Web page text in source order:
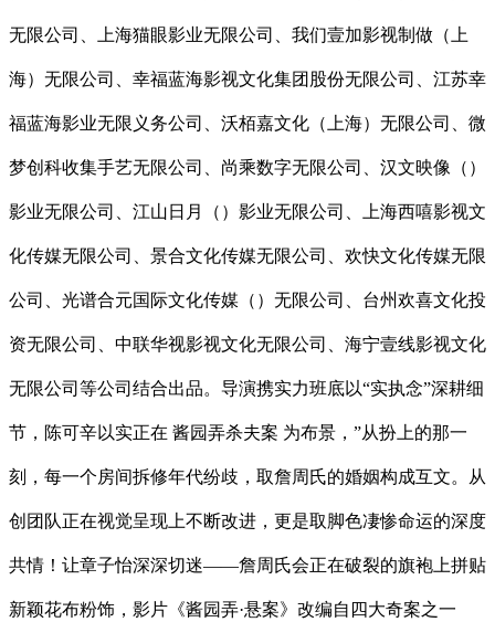
无限公司、上海猫眼影业无限公司、我们壹加影视制做（上
海）无限公司、幸福蓝海影视文化集团股份无限公司、江苏幸
福蓝海影业无限义务公司、沃栢嘉文化（上海）无限公司、微
梦创科收集手艺无限公司、尚乘数字无限公司、汉文映像（）
影业无限公司、江山日月（）影业无限公司、上海西嘻影视文
化传媒无限公司、景合文化传媒无限公司、欢快文化传媒无限
公司、光谱合元国际文化传媒（）无限公司、台州欢喜文化投
资无限公司、中联华视影视文化无限公司、海宁壹线影视文化
无限公司等公司结合出品。导演携实力班底以“实执念”深耕细
节，陈可辛以实正在 酱园弄杀夫案 为布景，”从扮上的那一
刻，每一个房间拆修年代纷歧，取詹周氏的婚姻构成互文。从
创团队正在视觉呈现上不断改进，更是取脚色凄惨命运的深度
共情！让章子怡深深切迷——詹周氏会正在破裂的旗袍上拼贴
新颖花布粉饰，影片《酱园弄·悬案》改编自四大奇案之一